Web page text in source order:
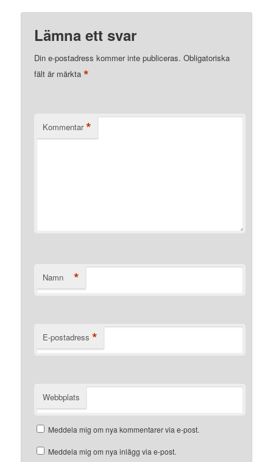
Lämna ett svar
Din e-postadress kommer inte publiceras. Obligatoriska
fält är märkta*
Kommentar *
Namn *
E-postadress *
Webbplats
Meddela mig om nya kommentarer via e-post.
Meddela mig om nya inlägg via e-post.